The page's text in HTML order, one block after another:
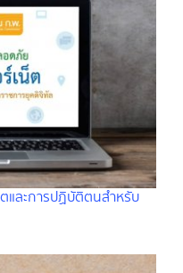
ละการปฏิบัติตนสำหรับ